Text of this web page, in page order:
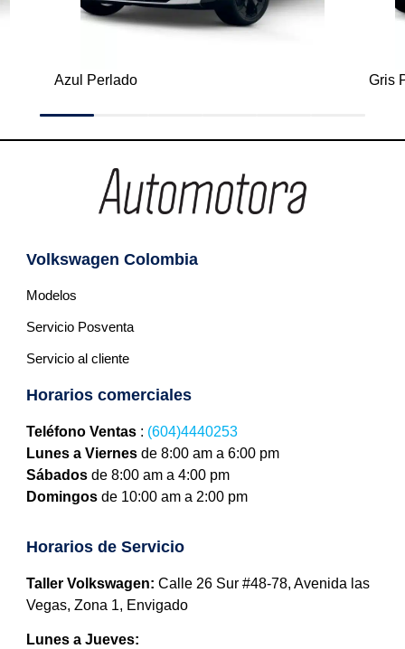
Gris Platino Metalizado Plata
Volkswagen Colombia
Modelos
Servicio Posventa
Servicio al cliente
Horarios comerciales
Teléfono Ventas: (604)4440253
Lunes a Viernesde 8:00 am a 6:00 pm
Sábadosde 8:00 am a 4:00 pm
Domingosde 10:00 am a 2:00 pm
Horarios de Servicio
Taller Volkswagen: Calle 26 Sur #48-78, Avenida las
Vegas, Zona 1, Envigado
Lunes a Jueves: